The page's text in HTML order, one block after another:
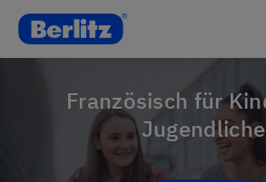
Berlitz AT
Französisch für Kinder und
Jugendliche